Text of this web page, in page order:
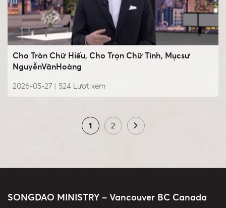
Cho Tròn Chữ Hiếu, Cho Trọn Chữ Tình, Mụcsư
NguyễnVănHoàng
2026-05-27 | Lượt xem
524
1 2
SONGDAO MINISTRY – Vancouver BC Canada